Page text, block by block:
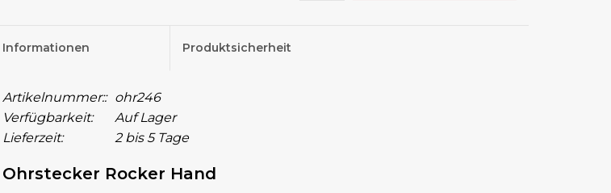
Informationen Produktsicherheit
Artikelnummer::
ohr246
Verfügbarkeit:
Auf Lager
Lieferzeit:
2 bis 5 Tage
Ohrstecker Rocker Hand